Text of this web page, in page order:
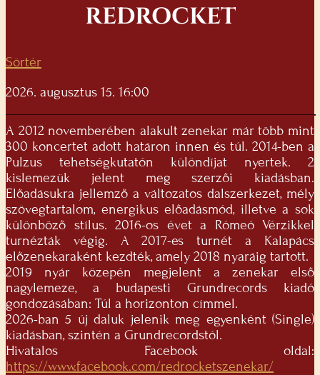
REDROCKET
Sörtér
2026. augusztus 15. 16:00
A 2012 novemberében alakult zenekar már több mint
300 koncertet adott határon innen és túl. 2014-ben a
Pulzus tehetségkutatón különdíjat nyertek. 2
kislemezük jelent meg szerzői kiadásban.
Előadásukra jellemző a változatos dalszerkezet, mély
szövegtartalom, energikus előadásmód, illetve a sok
különböző stílus. 2016-os évet a Rómeó Vérzikkel
turnézták végig. A 2017-es turnét a Kalapács
előzenekaraként kezdték, amely 2018 nyaráig tartott.
2019 nyár közepén megjelent a zenekar első
nagylemeze, a budapesti Grundrecords kiadó
gondozásában: Túl a horizonton címmel.
2026-ban 5 új daluk jelenik meg egyenként (Single)
kiadásban, szintén a Grundrecordstól.
Hivatalos Facebook oldal:
https://www.facebook.com/redrocketszenekar/